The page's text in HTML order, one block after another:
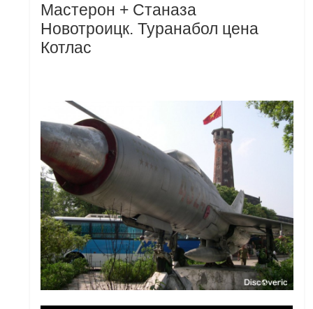
Мастерон + Станаза
Новотроицк. Туранабол цена
Котлас